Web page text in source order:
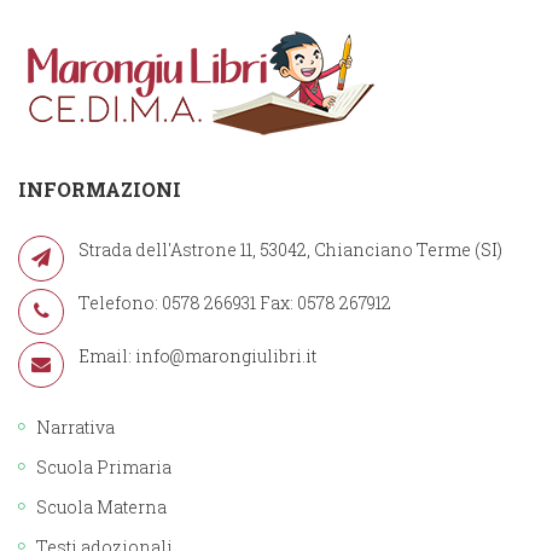
INFORMAZIONI
Strada dell'Astrone 11, 53042, Chianciano Terme (SI)
Telefono: 0578 266931 Fax: 0578 267912
Email: info@marongiulibri.it
Narrativa
Scuola Primaria
Scuola Materna